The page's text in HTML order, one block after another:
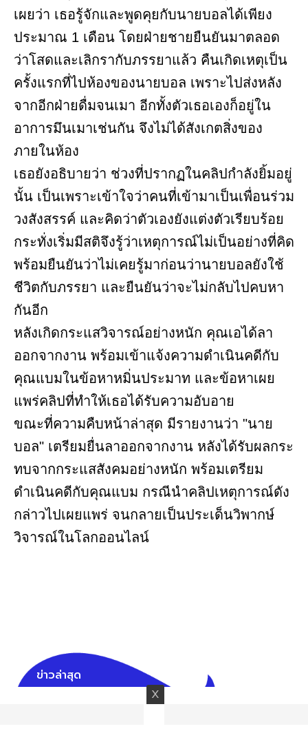
เผยว่า เธอรู้จักและพูดคุยกับนายบอลได้เพียง
ประมาณ 1 เดือน โดยฝ่ายชายยืนยันมาตลอด
ว่าโสดและเลิกรากับภรรยาแล้ว คืนเกิดเหตุเป็น
ครั้งแรกที่ไปห้องของนายบอล เพราะไปส่งหลัง
จากอีกฝ่ายดื่มจนเมา อีกทั้งตัวเธอเองก็อยู่ใน
อาการมึนเมาเช่นกัน จึงไม่ได้สังเกตสิ่งของ
ภายในห้อง
เธอยังอธิบายว่า ช่วงที่ปรากฏในคลิปกำลังยิ้มอยู่
นั้น เป็นเพราะเข้าใจว่าคนที่เข้ามาเป็นเพื่อนร่วม
วงสังสรรค์ และคิดว่าตัวเองยังแต่งตัวเรียบร้อย
กระทั่งเริ่มมีสติจึงรู้ว่าเหตุการณ์ไม่เป็นอย่างที่คิด
พร้อมยืนยันว่าไม่เคยรู้มาก่อนว่านายบอลยังใช้
ชีวิตกับภรรยา และยืนยันว่าจะไม่กลับไปคบหา
กันอีก
หลังเกิดกระแสวิจารณ์อย่างหนัก คุณเอได้ลา
ออกจากงาน พร้อมเข้าแจ้งความดำเนินคดีกับ
คุณแบมในข้อหาหมิ่นประมาท และข้อหาเผย
แพร่คลิปที่ทำให้เธอได้รับความอับอาย
ขณะที่ความคืบหน้าล่าสุด มีรายงานว่า "นาย
บอล" เตรียมยื่นลาออกจากงาน หลังได้รับผลกระ
ทบจากกระแสสังคมอย่างหนัก พร้อมเตรียม
ดำเนินคดีกับคุณแบม กรณีนำคลิปเหตุการณ์ดัง
กล่าวไปเผยแพร่ จนกลายเป็นประเด็นวิพากษ์
วิจารณ์ในโลกออนไลน์
ข่าวล่าสุด